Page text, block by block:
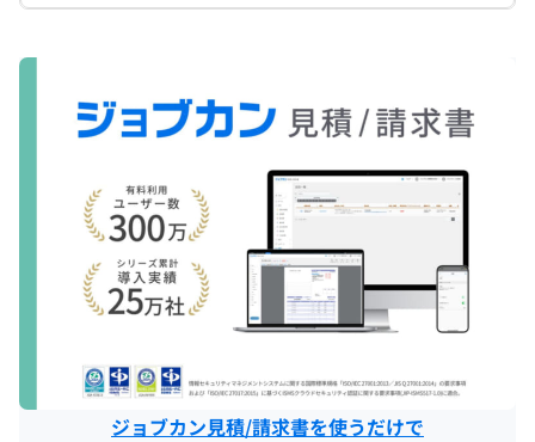
ジョブカン見積/請求書を使うだけで